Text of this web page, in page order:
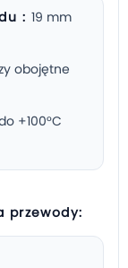
: 19 mm
obojętne
+100°C
przewody: